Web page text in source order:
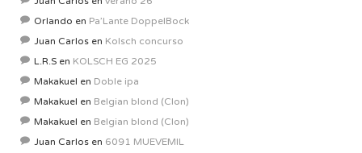
Orlando en Pa’Lante DoppelBock
Juan Carlos en Kolsch concurso
L.R.S en KOLSCH EG 2025
Makakuel en Doble ipa
Makakuel en Belgian blond (Clon)
Makakuel en Belgian blond (Clon)
Juan Carlos en 6091 MUEVEMIL